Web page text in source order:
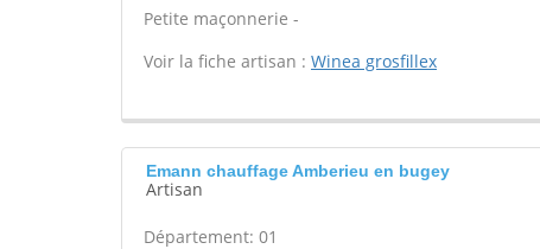
Petite maçonnerie -
Voir la fiche artisan : Winea grosfillex
Emann chauffage Amberieu en bugey
Artisan
Département: 01